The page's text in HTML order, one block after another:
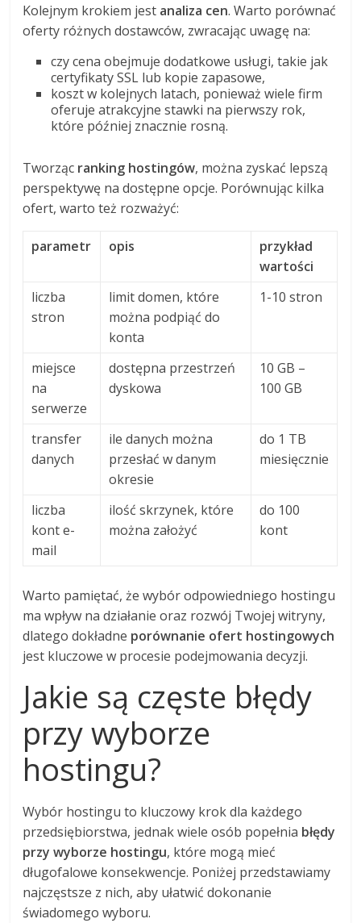
Kolejnym krokiem jest analiza cen. Warto porównać
oferty różnych dostawców, zwracając uwagę na:
czy cena obejmuje dodatkowe usługi, takie jak
certyfikaty SSL lub kopie zapasowe,
koszt w kolejnych latach, ponieważ wiele firm
oferuje atrakcyjne stawki na pierwszy rok,
które później znacznie rosną.
Tworząc ranking hostingów, można zyskać lepszą
perspektywę na dostępne opcje. Porównując kilka
ofert, warto też rozważyć:
parametr opis
przykład
wartości
liczba
stron
limit domen, które
można podpiąć do
konta
1-10 stron
miejsce
na
serwerze
dostępna przestrzeń
dyskowa
10 GB –
100 GB
transfer
danych
ile danych można
przesłać w danym
okresie
do 1 TB
miesięcznie
liczba
kont e-
mail
ilość skrzynek, które
można założyć
do 100
kont
Warto pamiętać, że wybór odpowiedniego hostingu
ma wpływ na działanie oraz rozwój Twojej witryny,
dlatego dokładne porównanie ofert hostingowych
jest kluczowe w procesie podejmowania decyzji.
Jakie są częste błędy
przy wyborze
hostingu?
Wybór hostingu to kluczowy krok dla każdego
przedsiębiorstwa, jednak wiele osób popełnia błędy
przy wyborze hostingu, które mogą mieć
długofalowe konsekwencje. Poniżej przedstawiamy
najczęstsze z nich, aby ułatwić dokonanie
świadomego wyboru.